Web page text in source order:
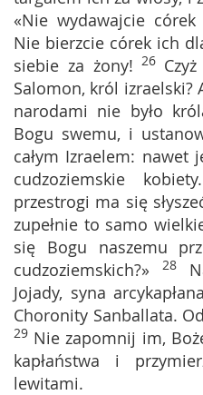
«Nie wydawajcie
Nie bierzcie córek ich
siebie za żony! 26
Salomon, król izraelski?
narodami nie było
Bogu swemu, i
całym Izraelem: nawet
cudzoziemskie kobiety.
przestrogi ma się
zupełnie to samo
się Bogu naszemu
cudzoziemskich?» 28
Jojady, syna
Choronity Sanballata.
29 Nie zapomnij im,
kapłaństwa i
lewitami.